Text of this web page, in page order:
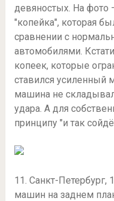
девяностых. На фото
"копейка", которая
сравнении с
автомобилями.
копеек, которые
ставился усиленный
машина не
удара. А для
принципу "и так
11. Санкт-Петербург,
машин на заднем